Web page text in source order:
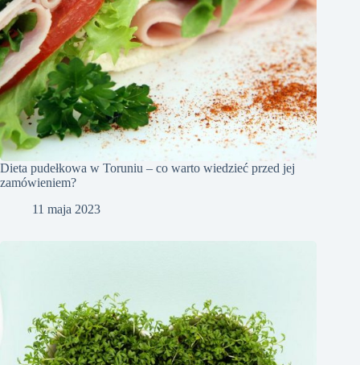
Dieta pudełkowa w Toruniu – co warto wiedzieć przed jej
zamówieniem?
11 maja 2023